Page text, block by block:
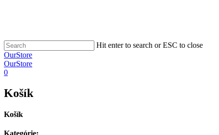
Hit enter to search or ESC to close
OurStore
OurStore
0
Košík
Košík